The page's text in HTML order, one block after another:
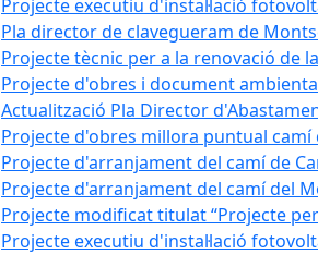
Projecte executiu d'instal·lació
Pla director de clavegueram de
Projecte tècnic per a la renovació de
Projecte d'obres i document
Actualització Pla Director
Projecte d'obres millora puntual camí
Projecte d'arranjament del camí de
Projecte d'arranjament del camí del
Projecte modificat titulat “Projecte
Projecte executiu d'instal·lació